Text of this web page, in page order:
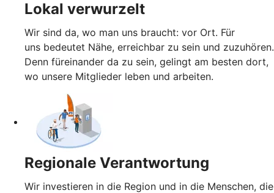
Lokal verwurzelt
Wir sind da, wo man uns braucht: vor Ort. Für
uns bedeutet Nähe, erreichbar zu sein und zuzuhören.
Denn füreinander da zu sein, gelingt am besten dort,
wo unsere Mitglieder leben und arbeiten.
Regionale Verantwortung
Wir investieren in die Region und in die Menschen, die